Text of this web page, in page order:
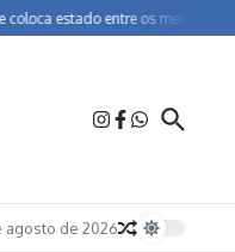
entre os melhores do Brasil
agosto de 2026